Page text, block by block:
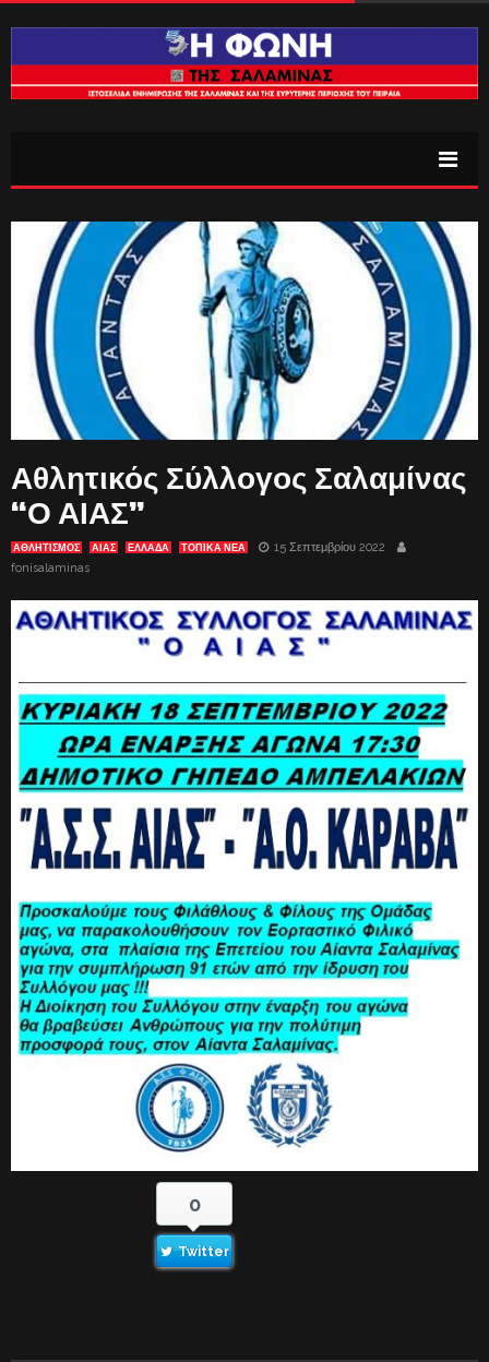
Αθλητικός Σύλλογος Σαλαμίνας
“Ο ΑΙΑΣ”
ΑΘΛΗΤΙΣΜΟΣ ΑΊΑΣ ΕΛΛΑΔΑ ΤΟΠΙΚΑ ΝΕΑ
15 Σεπτεμβρίου 2022
fonisalaminas
0
Twitter